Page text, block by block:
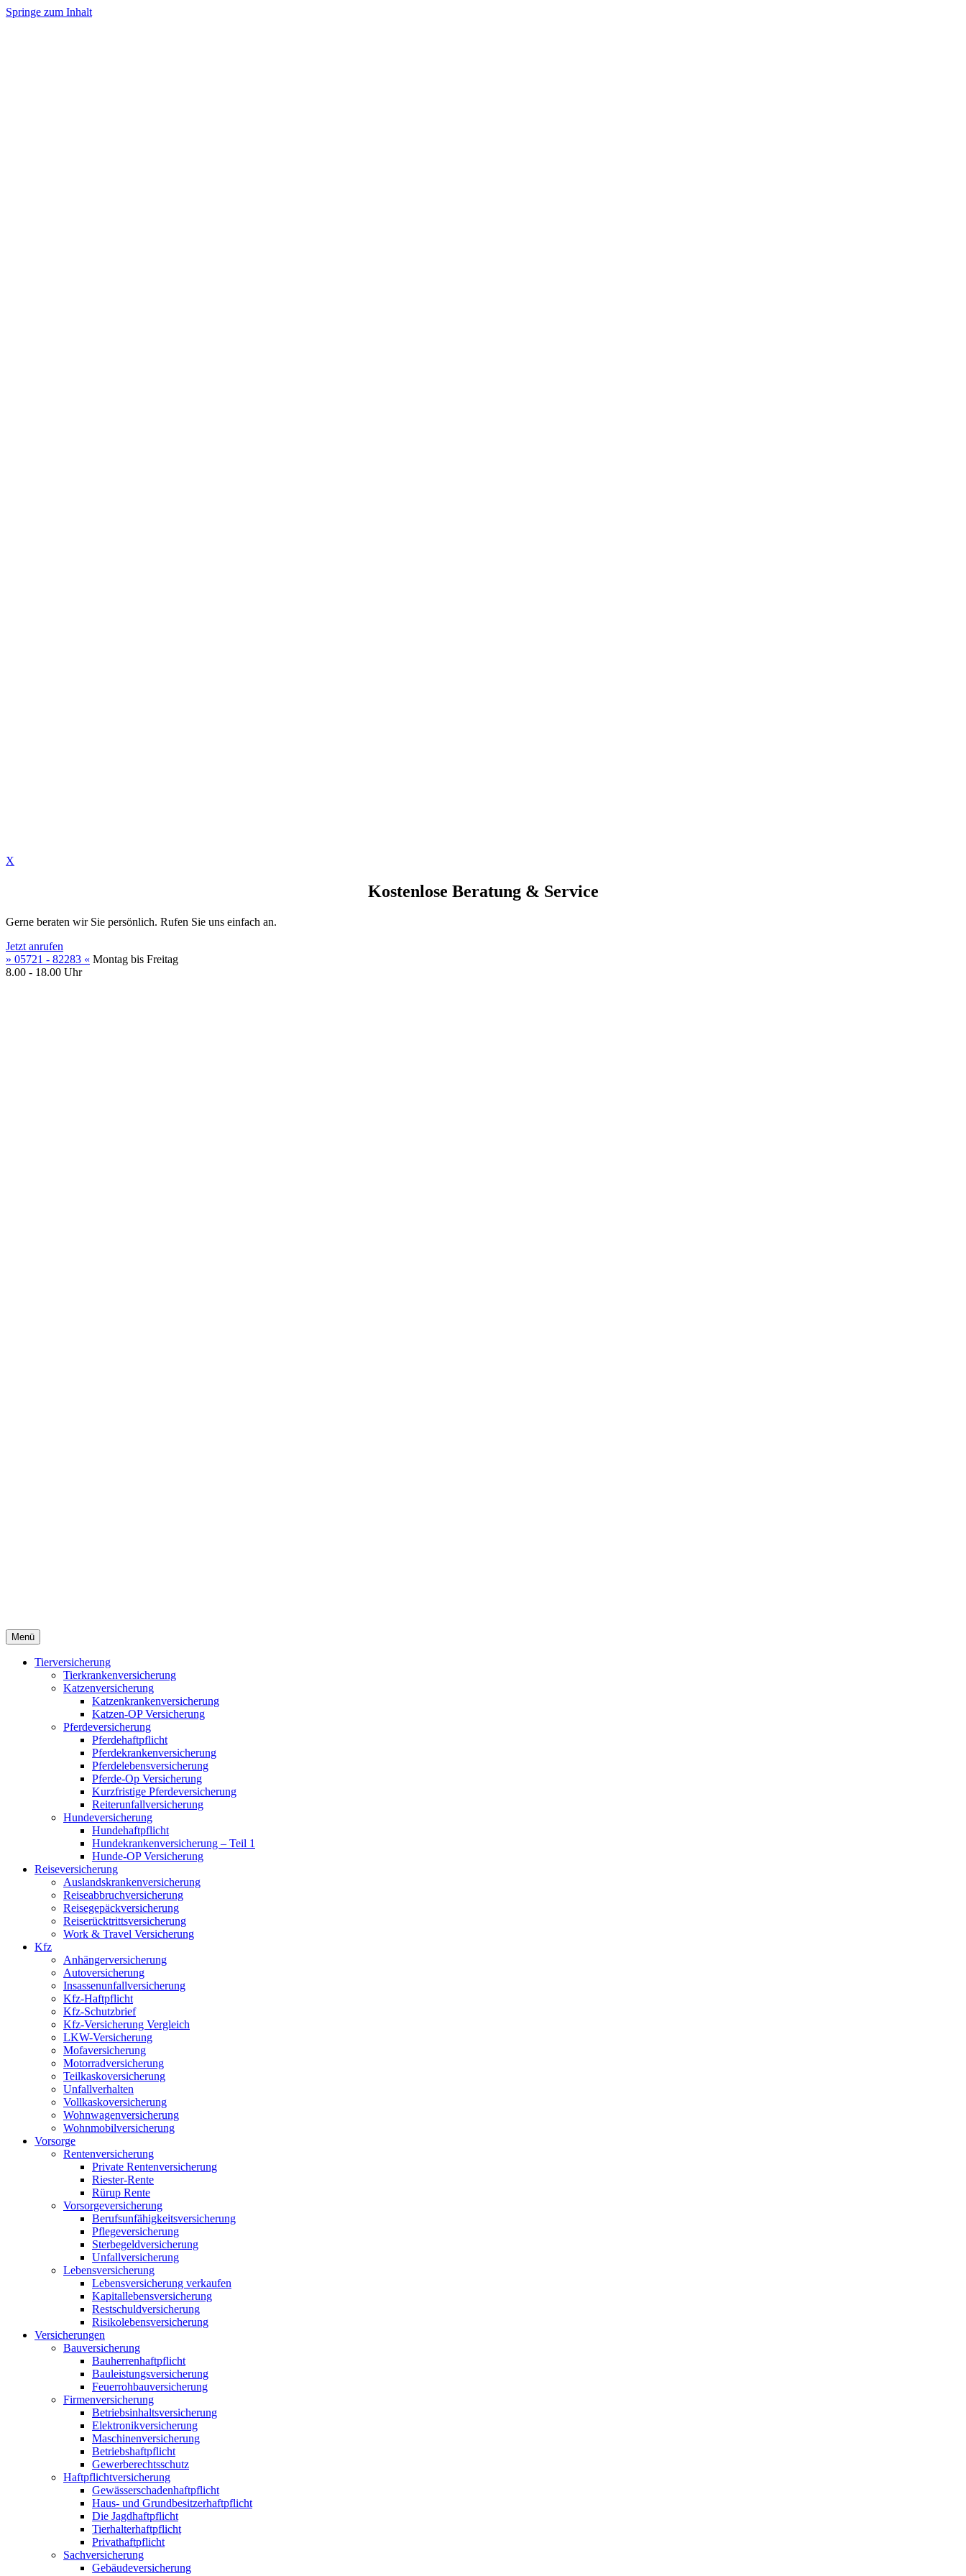
Springe zum Inhalt
X
Kostenlose Beratung & Service
Gerne beraten wir Sie persönlich. Rufen Sie uns einfach an.
Jetzt anrufen
» 05721 - 82283 « Montag bis Freitag
8.00 - 18.00 Uhr
Menü
Tierversicherung
Tierkrankenversicherung
Katzenversicherung
Katzenkrankenversicherung
Katzen-OP Versicherung
Pferdeversicherung
Pferdehaftpflicht
Pferdekrankenversicherung
Pferdelebensversicherung
Pferde-Op Versicherung
Kurzfristige Pferdeversicherung
Reiterunfallversicherung
Hundeversicherung
Hundehaftpflicht
Hundekrankenversicherung – Teil 1
Hunde-OP Versicherung
Reiseversicherung
Auslandskrankenversicherung
Reiseabbruchversicherung
Reisegepäckversicherung
Reiserücktrittsversicherung
Work & Travel Versicherung
Kfz
Anhängerversicherung
Autoversicherung
Insassenunfallversicherung
Kfz-Haftpflicht
Kfz-Schutzbrief
Kfz-Versicherung Vergleich
LKW-Versicherung
Mofaversicherung
Motorradversicherung
Teilkaskoversicherung
Unfallverhalten
Vollkaskoversicherung
Wohnwagenversicherung
Wohnmobilversicherung
Vorsorge
Rentenversicherung
Private Rentenversicherung
Riester-Rente
Rürup Rente
Vorsorgeversicherung
Berufsunfähigkeitsversicherung
Pflegeversicherung
Sterbegeldversicherung
Unfallversicherung
Lebensversicherung
Lebensversicherung verkaufen
Kapitallebensversicherung
Restschuldversicherung
Risikolebensversicherung
Versicherungen
Bauversicherung
Bauherrenhaftpflicht
Bauleistungsversicherung
Feuerrohbauversicherung
Firmenversicherung
Betriebsinhaltsversicherung
Elektronikversicherung
Maschinenversicherung
Betriebshaftpflicht
Gewerberechtsschutz
Haftpflichtversicherung
Gewässerschadenhaftpflicht
Haus- und Grundbesitzerhaftpflicht
Die Jagdhaftpflicht
Tierhalterhaftpflicht
Privathaftpflicht
Sachversicherung
Gebäudeversicherung